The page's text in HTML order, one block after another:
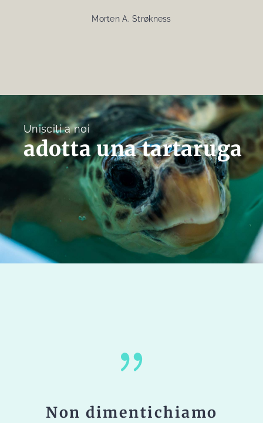
Morten A. Strøkness
Unisciti a noi
adotta una tartaruga
dimentichiamo